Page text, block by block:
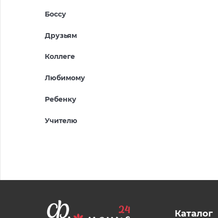
Боссу
Друзьям
Коллеге
Любимому
Ребенку
Учителю
Каталог